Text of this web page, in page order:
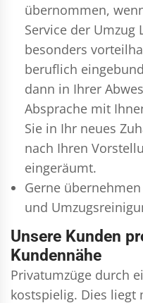
übernommen,
Service der
besonders
beruflich
dann in Ihrer
Absprache mit
Sie in Ihr neues
nach Ihren
eingeräumt.
Gerne
und
Unsere Kunden
Kundennähe
Privatumzüge durch
kostspielig. Dies liegt